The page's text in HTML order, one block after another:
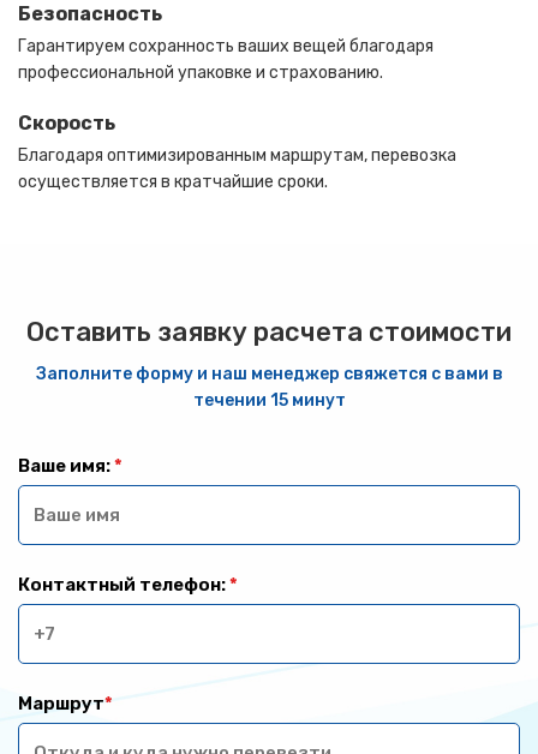
Безопасность
Гарантируем сохранность ваших вещей благодаря
профессиональной упаковке и страхованию.
Скорость
Благодаря оптимизированным маршрутам, перевозка
осуществляется в кратчайшие сроки.
Оставить заявку расчета стоимости
Заполните форму и наш менеджер свяжется с вами в
течении 15 минут
Ваше имя:*
Контактный телефон:*
Маршрут*